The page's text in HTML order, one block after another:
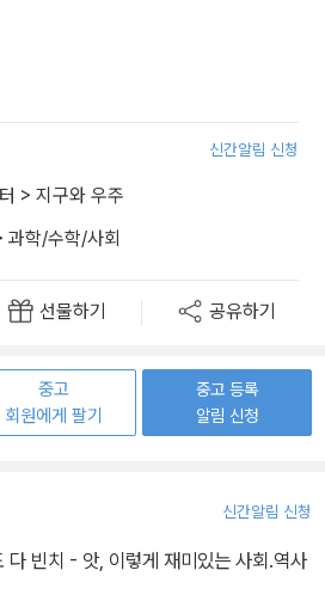
신간알림 신청
> 지구와 우주
과학/수학/사회
선물하기 공유하기
중고
회원에게 팔기
중고 등록
알림 신청
신간알림 신청
다 빈치 - 앗, 이렇게 재미있는 사회.역사